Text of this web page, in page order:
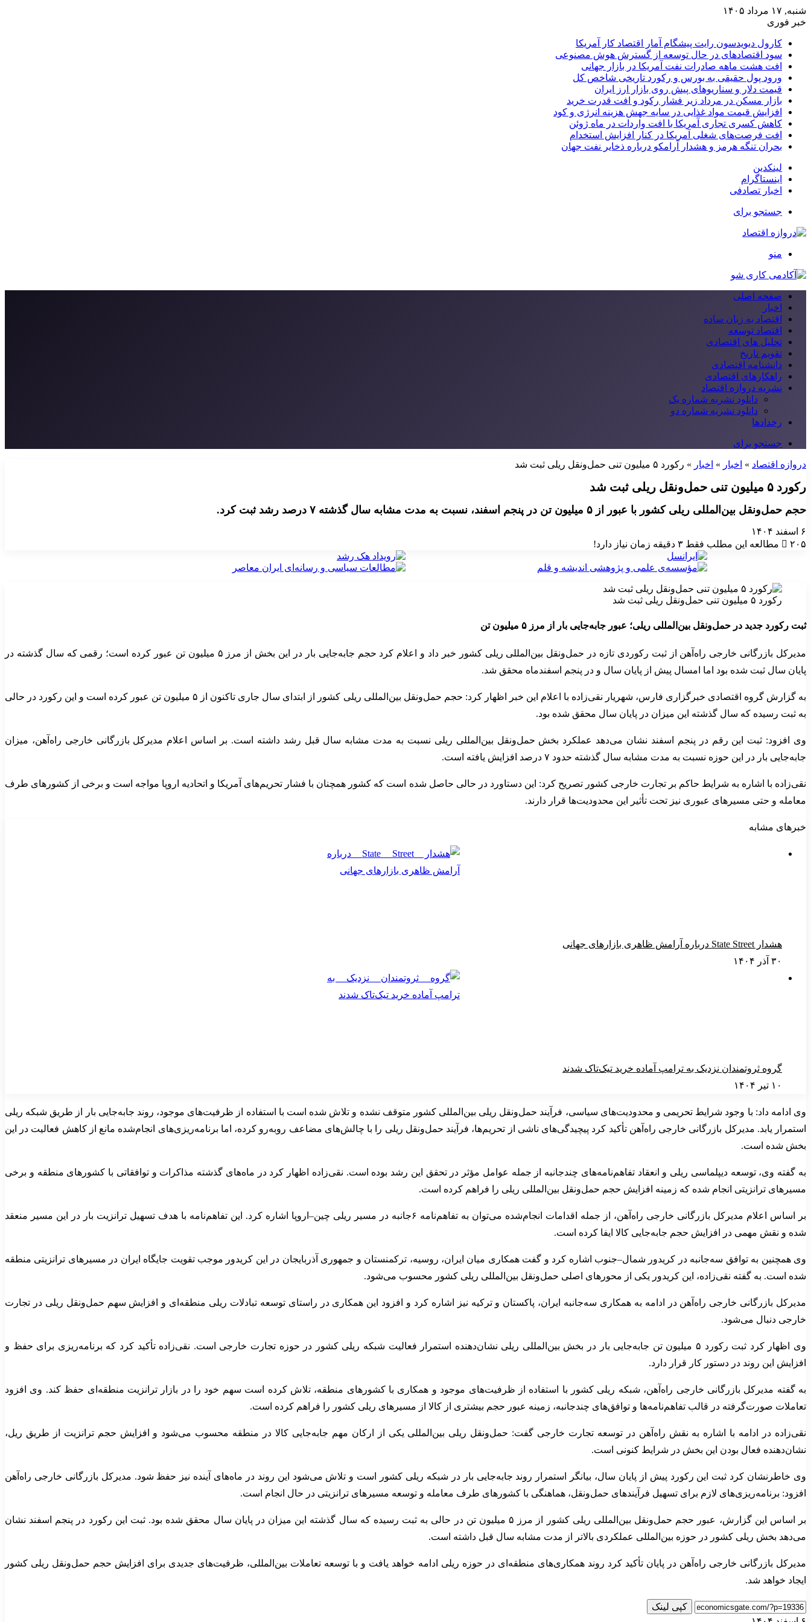
شنبه, ۱۷ مرداد ۱۴۰۵
خبر فوری
کارول دیویدسون رایت پیشگام آمار اقتصاد کار آمریکا
سود اقتصادهای در حال توسعه از گسترش هوش مصنوعی
افت هشت ماهه صادرات نفت آمریکا در بازار جهانی
ورود پول حقیقی به بورس و رکورد تاریخی شاخص کل
قیمت دلار و سناریوهای پیش روی بازار ارز ایران
بازار مسکن در مرداد زیر فشار رکود و افت قدرت خرید
افزایش قیمت مواد غذایی در سایه جهش هزینه انرژی و کود
کاهش کسری تجاری آمریکا با افت واردات در ماه ژوئن
افت فرصت‌های شغلی آمریکا در کنار افزایش استخدام
بحران تنگه هرمز و هشدار آرامکو درباره ذخایر نفت جهان
لینکدین
اینستاگرام
اخبار تصادفی
جستجو برای
منو
صفحه اصلی
اخبار
اقتصاد به زبان ساده
اقتصاد توسعه
تحلیل های اقتصادی
تقویم تاریخ
دانشنامه اقتصادی
راهکارهای اقتصادی
نشریه دروازه اقتصاد
دانلود نشریه شماره یک
دانلود نشریه شماره دو
رخدادها
جستجو برای
دروازه اقتصاد » اخبار » اخبار » رکورد ۵ میلیون تنی حمل‌ونقل ریلی ثبت شد
رکورد ۵ میلیون تنی حمل‌ونقل ریلی ثبت شد
حجم حمل‌ونقل بین‌المللی ریلی کشور با عبور از ۵ میلیون تن در پنجم اسفند، نسبت به مدت مشابه سال گذشته ۷ درصد رشد ثبت کرد.
۶ اسفند ۱۴۰۴
۲۰۵
مطالعه این مطلب فقط ۳ دقیقه زمان نیاز دارد!
رکورد ۵ میلیون تنی حمل‌ونقل ریلی ثبت شد
ثبت رکورد جدید در حمل‌ونقل بین‌المللی ریلی؛ عبور جابه‌جایی بار از مرز ۵ میلیون تن
مدیرکل بازرگانی خارجی راه‌آهن از ثبت رکوردی تازه در حمل‌ونقل بین‌المللی ریلی کشور خبر داد و اعلام کرد حجم جابه‌جایی بار در این بخش از مرز ۵ میلیون تن عبور کرده است؛ رقمی که سال گذشته در
پایان سال ثبت شده بود اما امسال پیش از پایان سال و در پنجم اسفندماه محقق شد.
به گزارش گروه اقتصادی خبرگزاری فارس، شهریار نقی‌زاده با اعلام این خبر اظهار کرد: حجم حمل‌ونقل بین‌المللی ریلی کشور از ابتدای سال جاری تاکنون از ۵ میلیون تن عبور کرده است و این رکورد در حالی
به ثبت رسیده که سال گذشته این میزان در پایان سال محقق شده بود.
وی افزود: ثبت این رقم در پنجم اسفند نشان می‌دهد عملکرد بخش حمل‌ونقل بین‌المللی ریلی نسبت به مدت مشابه سال قبل رشد داشته است. بر اساس اعلام مدیرکل بازرگانی خارجی راه‌آهن، میزان
جابه‌جایی بار در این حوزه نسبت به مدت مشابه سال گذشته حدود ۷ درصد افزایش یافته است.
نقی‌زاده با اشاره به شرایط حاکم بر تجارت خارجی کشور تصریح کرد: این دستاورد در حالی حاصل شده است که کشور همچنان با فشار تحریم‌های آمریکا و اتحادیه اروپا مواجه است و برخی از کشورهای طرف
معامله و حتی مسیرهای عبوری نیز تحت تأثیر این محدودیت‌ها قرار دارند.
خبرهای مشابه
هشدار State Street درباره آرامش ظاهری بازارهای جهانی
۳۰ آذر ۱۴۰۴
گروه ثروتمندان نزدیک به ترامپ آماده خرید تیک‌تاک شدند
۱۰ تیر ۱۴۰۴
وی ادامه داد: با وجود شرایط تحریمی و محدودیت‌های سیاسی، فرآیند حمل‌ونقل ریلی بین‌المللی کشور متوقف نشده و تلاش شده است با استفاده از ظرفیت‌های موجود، روند جابه‌جایی بار از طریق شبکه ریلی
استمرار یابد. مدیرکل بازرگانی خارجی راه‌آهن تأکید کرد پیچیدگی‌های ناشی از تحریم‌ها، فرآیند حمل‌ونقل ریلی را با چالش‌های مضاعف روبه‌رو کرده، اما برنامه‌ریزی‌های انجام‌شده مانع از کاهش فعالیت در این
بخش شده است.
به گفته وی، توسعه دیپلماسی ریلی و انعقاد تفاهم‌نامه‌های چندجانبه از جمله عوامل مؤثر در تحقق این رشد بوده است. نقی‌زاده اظهار کرد در ماه‌های گذشته مذاکرات و توافقاتی با کشورهای منطقه و برخی
مسیرهای ترانزیتی انجام شده که زمینه افزایش حجم حمل‌ونقل بین‌المللی ریلی را فراهم کرده است.
بر اساس اعلام مدیرکل بازرگانی خارجی راه‌آهن، از جمله اقدامات انجام‌شده می‌توان به تفاهم‌نامه ۶‌جانبه در مسیر ریلی چین–اروپا اشاره کرد. این تفاهم‌نامه با هدف تسهیل ترانزیت بار در این مسیر منعقد
شده و نقش مهمی در افزایش حجم جابه‌جایی کالا ایفا کرده است.
وی همچنین به توافق سه‌جانبه در کریدور شمال–جنوب اشاره کرد و گفت همکاری میان ایران، روسیه، ترکمنستان و جمهوری آذربایجان در این کریدور موجب تقویت جایگاه ایران در مسیرهای ترانزیتی منطقه
شده است. به گفته نقی‌زاده، این کریدور یکی از محورهای اصلی حمل‌ونقل بین‌المللی ریلی کشور محسوب می‌شود.
مدیرکل بازرگانی خارجی راه‌آهن در ادامه به همکاری سه‌جانبه ایران، پاکستان و ترکیه نیز اشاره کرد و افزود این همکاری در راستای توسعه تبادلات ریلی منطقه‌ای و افزایش سهم حمل‌ونقل ریلی در تجارت
خارجی دنبال می‌شود.
وی اظهار کرد ثبت رکورد ۵ میلیون تن جابه‌جایی بار در بخش بین‌المللی ریلی نشان‌دهنده استمرار فعالیت شبکه ریلی کشور در حوزه تجارت خارجی است. نقی‌زاده تأکید کرد که برنامه‌ریزی برای حفظ و
افزایش این روند در دستور کار قرار دارد.
به گفته مدیرکل بازرگانی خارجی راه‌آهن، شبکه ریلی کشور با استفاده از ظرفیت‌های موجود و همکاری با کشورهای منطقه، تلاش کرده است سهم خود را در بازار ترانزیت منطقه‌ای حفظ کند. وی افزود
تعاملات صورت‌گرفته در قالب تفاهم‌نامه‌ها و توافق‌های چندجانبه، زمینه عبور حجم بیشتری از کالا از مسیرهای ریلی کشور را فراهم کرده است.
نقی‌زاده در ادامه با اشاره به نقش راه‌آهن در توسعه تجارت خارجی گفت: حمل‌ونقل ریلی بین‌المللی یکی از ارکان مهم جابه‌جایی کالا در منطقه محسوب می‌شود و افزایش حجم ترانزیت از طریق ریل،
نشان‌دهنده فعال بودن این بخش در شرایط کنونی است.
وی خاطرنشان کرد ثبت این رکورد پیش از پایان سال، بیانگر استمرار روند جابه‌جایی بار در شبکه ریلی کشور است و تلاش می‌شود این روند در ماه‌های آینده نیز حفظ شود. مدیرکل بازرگانی خارجی راه‌آهن
افزود: برنامه‌ریزی‌های لازم برای تسهیل فرآیندهای حمل‌ونقل، هماهنگی با کشورهای طرف معامله و توسعه مسیرهای ترانزیتی در حال انجام است.
بر اساس این گزارش، عبور حجم حمل‌ونقل بین‌المللی ریلی کشور از مرز ۵ میلیون تن در حالی به ثبت رسیده که سال گذشته این میزان در پایان سال محقق شده بود. ثبت این رکورد در پنجم اسفند نشان
می‌دهد بخش ریلی کشور در حوزه بین‌المللی عملکردی بالاتر از مدت مشابه سال قبل داشته است.
مدیرکل بازرگانی خارجی راه‌آهن در پایان تأکید کرد روند همکاری‌های منطقه‌ای در حوزه ریلی ادامه خواهد یافت و با توسعه تعاملات بین‌المللی، ظرفیت‌های جدیدی برای افزایش حجم حمل‌ونقل ریلی کشور
ایجاد خواهد شد.
کپی لینک